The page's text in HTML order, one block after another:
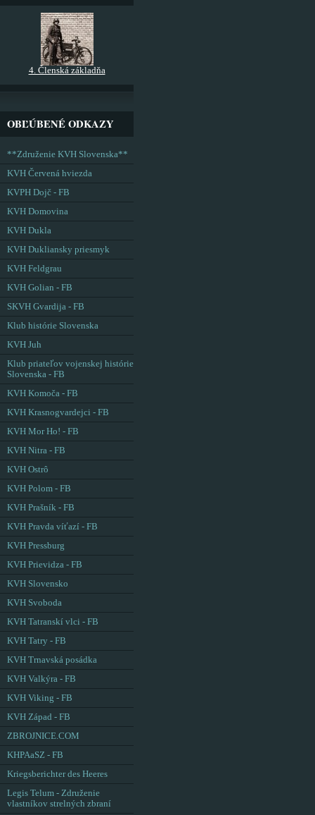
4. Členská základňa
OBĽÚBENÉ ODKAZY
**Združenie KVH Slovenska**
KVH Červená hviezda
KVPH Dojč - FB
KVH Domovina
KVH Dukla
KVH Dukliansky priesmyk
KVH Feldgrau
KVH Golian - FB
SKVH Gvardija - FB
Klub histórie Slovenska
KVH Juh
Klub priateľov vojenskej histórie
Slovenska - FB
KVH Komoča - FB
KVH Krasnogvardejci - FB
KVH Mor Ho! - FB
KVH Nitra - FB
KVH Ostrô
KVH Polom - FB
KVH Prašník - FB
KVH Pravda víťazí - FB
KVH Pressburg
KVH Prievidza - FB
KVH Slovensko
KVH Svoboda
KVH Tatranskí vlci - FB
KVH Tatry - FB
KVH Trnavská posádka
KVH Valkýra - FB
KVH Viking - FB
KVH Západ - FB
ZBROJNICE.COM
KHPAaSZ - FB
Kriegsberichter des Heeres
Legis Telum - Združenie
vlastníkov strelných zbraní